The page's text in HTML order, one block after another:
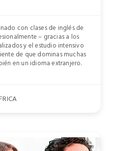
con clases de inglés de
– gracias a los
y el estudio intensivo
de que dominas muchas
en un idioma extranjero.